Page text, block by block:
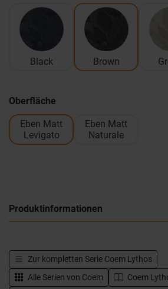
Black Brown
Oberfläche
Eben Matt
Levigato
Eben Matt
Naturale
Produktinformationen
Zur kompletten Serie Coem Lythos
Alle Serien von Coem
Coem